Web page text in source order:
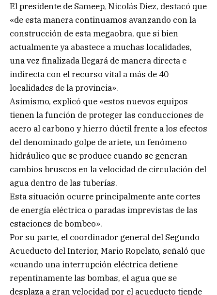
El presidente de Sameep, Nicolás Diez, destacó que
«de esta manera continuamos avanzando con la
construcción de esta megaobra, que si bien
actualmente ya abastece a muchas localidades,
una vez finalizada llegará de manera directa e
indirecta con el recurso vital a más de 40
localidades de la provincia».
Asimismo, explicó que «estos nuevos equipos
tienen la función de proteger las conducciones de
acero al carbono y hierro dúctil frente a los efectos
del denominado golpe de ariete, un fenómeno
hidráulico que se produce cuando se generan
cambios bruscos en la velocidad de circulación del
agua dentro de las tuberías.
Esta situación ocurre principalmente ante cortes
de energía eléctrica o paradas imprevistas de las
estaciones de bombeo».
Por su parte, el coordinador general del Segundo
Acueducto del Interior, Mario Ropelato, señaló que
«cuando una interrupción eléctrica detiene
repentinamente las bombas, el agua que se
desplaza a gran velocidad por el acueducto tiende